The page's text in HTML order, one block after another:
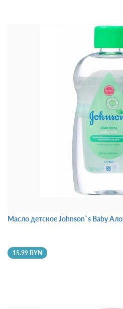
Масло детское Johnson`s Baby
15.99 BYN